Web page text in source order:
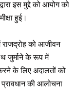
इस मुद्दे को आयोग को
हुई।
राजद्रोह को आजीवन
जुर्माने के रूप में
के लिए अदालतों को
की आलोचना